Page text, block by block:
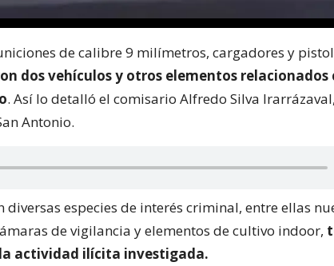
de calibre 9 milímetros, cargadores y
dos vehículos y otros elementos relacionados
. Así lo detalló el comisario Alfredo Silva
Antonio.
diversas especies de interés criminal, entre ellas
de vigilancia y elementos de cultivo indoor,
actividad ilícita investigada.